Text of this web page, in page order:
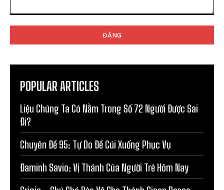
POPULAR ARTICLES
Liệu Chúng Ta Có Nằm Trong Số 72 Người Được Sai
Đi?
Chuyên Đề 95: Tự Do Để Cúi Xuống Phục Vụ
Đaminh Savio: Vị Thánh Của Người Trẻ Hôm Nay